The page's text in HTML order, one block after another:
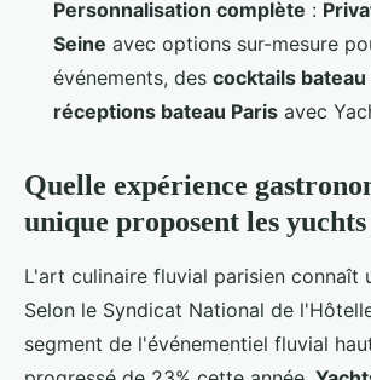
Personnalisation complète :
Seine avec options sur-mesure
événements, des cocktails bateau
réceptions bateau Paris avec
Quelle expérience
unique proposent les
L'art culinaire fluvial parisien connaît
Selon le Syndicat National de
segment de l'événementiel fluvial